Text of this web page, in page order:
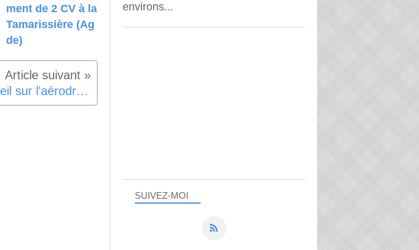
ment de 2 CV à la
Tamarissière (Ag
de)
Coucher de soleil sur l'aérodrome de Portiragnes (redif)
SUIVEZ-MOI
environs...